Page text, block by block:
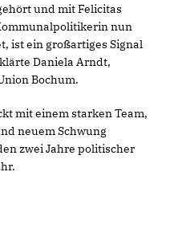
und mit Felicitas
nun
ist ein großartiges Signal
Daniela Arndt,
Bochum.
mit einem starken Team,
neuem Schwung
zwei Jahre politischer